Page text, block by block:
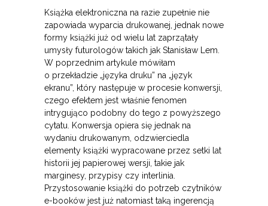
Książka elektroniczna na razie zupełnie nie
zapowiada wyparcia drukowanej, jednak nowe
formy książki już od wielu lat zaprzątały
umysły futurologów takich jak Stanisław Lem.
W poprzednim artykule mówiłam
o przekładzie „języka druku” na „język
ekranu”, który następuje w procesie konwersji,
czego efektem jest właśnie fenomen
intrygująco podobny do tego z powyższego
cytatu. Konwersja opiera się jednak na
wydaniu drukowanym, odzwierciedla
elementy książki wypracowane przez setki lat
historii jej papierowej wersji, takie jak
marginesy, przypisy czy interlinia.
Przystosowanie książki do potrzeb czytników
e-booków jest już natomiast taką ingerencją